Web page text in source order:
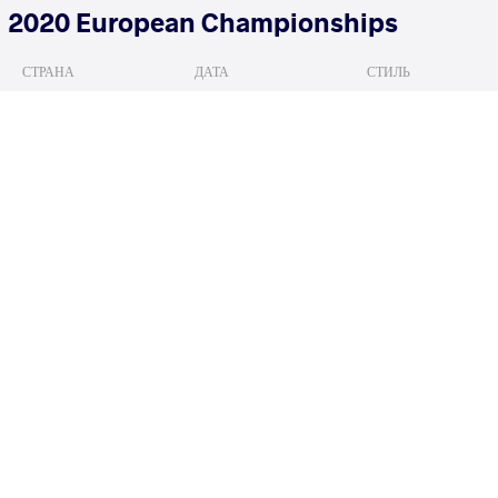
2020 European Championships
СТРАНА ДАТА СТИЛЬ